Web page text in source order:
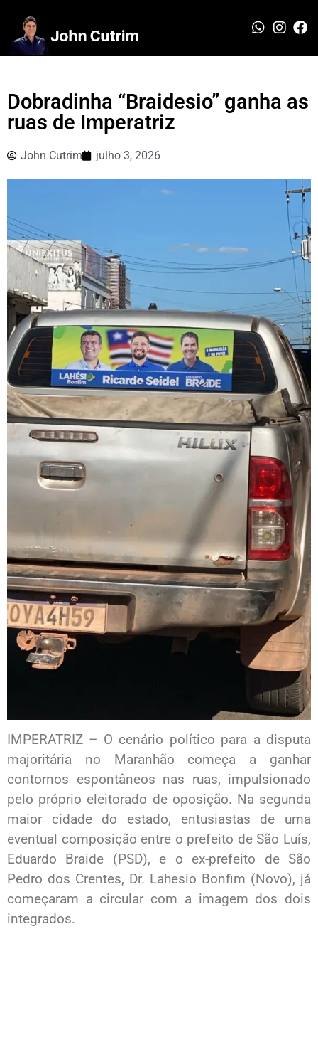
Dobradinha “Braidesio” ganha as
ruas de Imperatriz
John Cutrim julho 3, 2026
IMPERATRIZ – O cenário político para a disputa
majoritária no Maranhão começa a ganhar
contornos espontâneos nas ruas, impulsionado
pelo próprio eleitorado de oposição. Na segunda
maior cidade do estado, entusiastas de uma
eventual composição entre o prefeito de São Luís,
Eduardo Braide (PSD), e o ex-prefeito de São
Pedro dos Crentes, Dr. Lahesio Bonfim (Novo), já
começaram a circular com a imagem dos dois
integrados.